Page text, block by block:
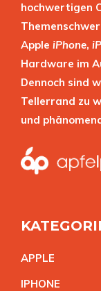
hochwertigen
Apple iPhone,
Hardware im
Dennoch sind
Tellerrand zu
und
APPLE
IPHONE